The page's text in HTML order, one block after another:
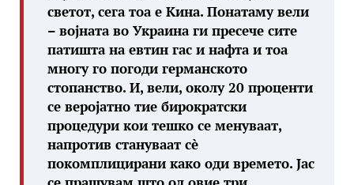
светот, сега тоа е Кина. Понатаму вели
– војната во Украина ги пресече сите
патишта на евтин гас и нафта и тоа
многу го погоди германското
стопанство. И, вели, околу 20 проценти
се веројатно тие бирократски
процедури кои тешко се менуваат,
напротив стануваат сè
покомплицирани како оди времето. Јас